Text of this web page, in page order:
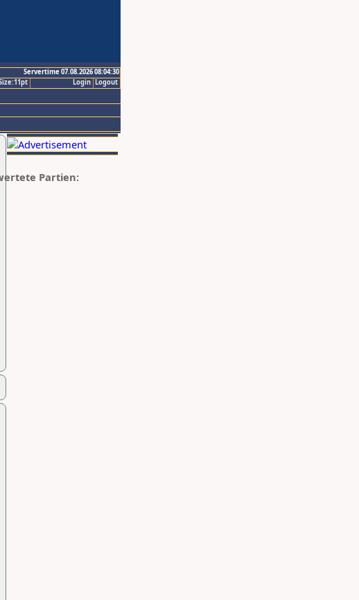
Servertime 07.08.2026 08:04:30
Logout
Login
Partien: